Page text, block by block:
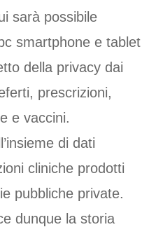
sarà possibile
smartphone e tablet
della privacy dai
prescrizioni,
e vaccini.
di dati
cliniche prodotti
pubbliche private.
dunque la storia